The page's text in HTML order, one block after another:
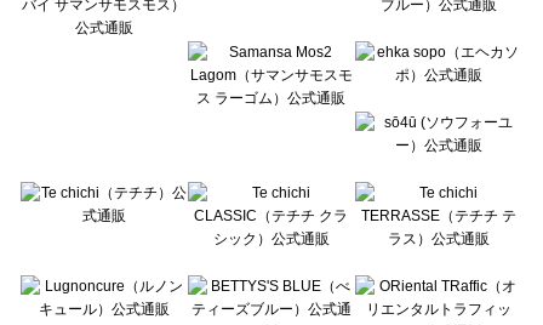
Wpc.（ワールドパーティー）のスーツ一覧